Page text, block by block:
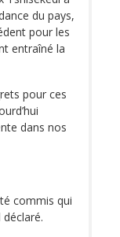
du pays,
pour les
entraîné la
pour ces
dans nos
commis qui